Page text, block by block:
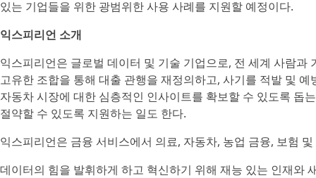
있는 기업들을 위한 광범위한 사용 사례를 지원할 예정이다.
익스피리언 소개
익스피리언은 글로벌 데이터 및 기술 기업으로, 전 세계 사람
고유한 조합을 통해 대출 관행을 재정의하고, 사기를 적발 및
자동차 시장에 대한 심층적인 인사이트를 확보할 수 있도록 돕
절약할 수 있도록 지원하는 일도 한다.
익스피리언은 금융 서비스에서 의료, 자동차, 농업 금융, 보험
데이터의 힘을 발휘하게 하고 혁신하기 위해 재능 있는 인재와